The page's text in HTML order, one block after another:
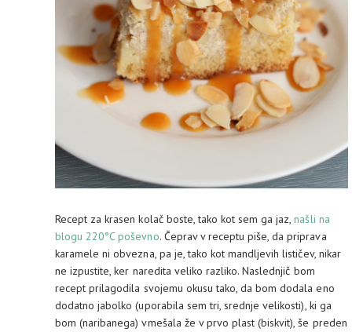
Recept za krasen kolač boste, tako kot sem ga jaz,našli na
blogu 220°C poševno. Čeprav v receptu piše, da priprava
karamele ni obvezna, pa je, tako kot mandljevih lističev, nikar
ne izpustite, ker naredita veliko razliko. Naslednjič bom
recept prilagodila svojemu okusu tako, da bom dodala eno
dodatno jabolko (uporabila sem tri, srednje velikosti), ki ga
bom (naribanega) vmešala že v prvo plast (biskvit), še preden